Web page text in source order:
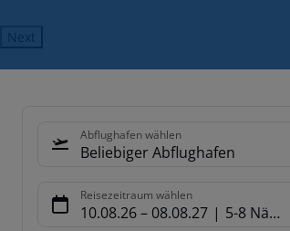
Next
Abflughafen wählen
Beliebiger Abflughafen
Reisezeitraum wählen
10.08.26– 08.08.27 5-8 Nächte